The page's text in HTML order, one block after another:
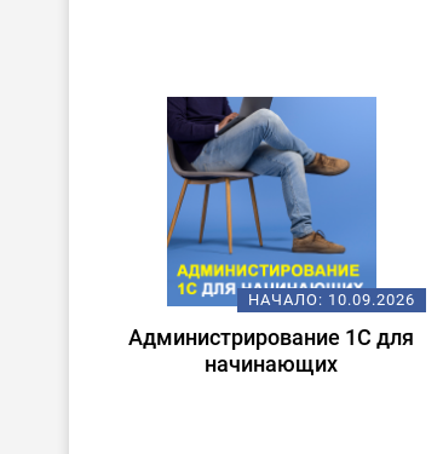
НАЧАЛО: 10.09.2026
Администрирование 1С для
начинающих